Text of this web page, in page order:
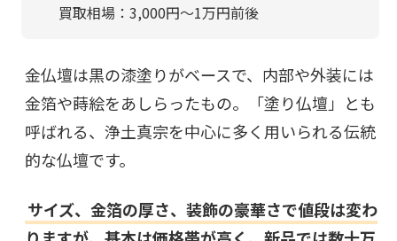
買取相場：3,000円〜1万円前後
金仏壇は黒の漆塗りがベースで、内部や外装には
金箔や蒔絵をあしらったもの。「塗り仏壇」とも
呼ばれる、浄土真宗を中心に多く用いられる伝統
的な仏壇です。
サイズ、金箔の厚さ、装飾の豪華さで値段は変わ